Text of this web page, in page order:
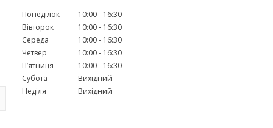
Понеділок 10:00
16:30
Вівторок
10:00
16:30
Середа
10:00
16:30
Четвер
10:00
16:30
Пʼятниця
10:00
16:30
Субота
Вихідний
Неділя
Вихідний